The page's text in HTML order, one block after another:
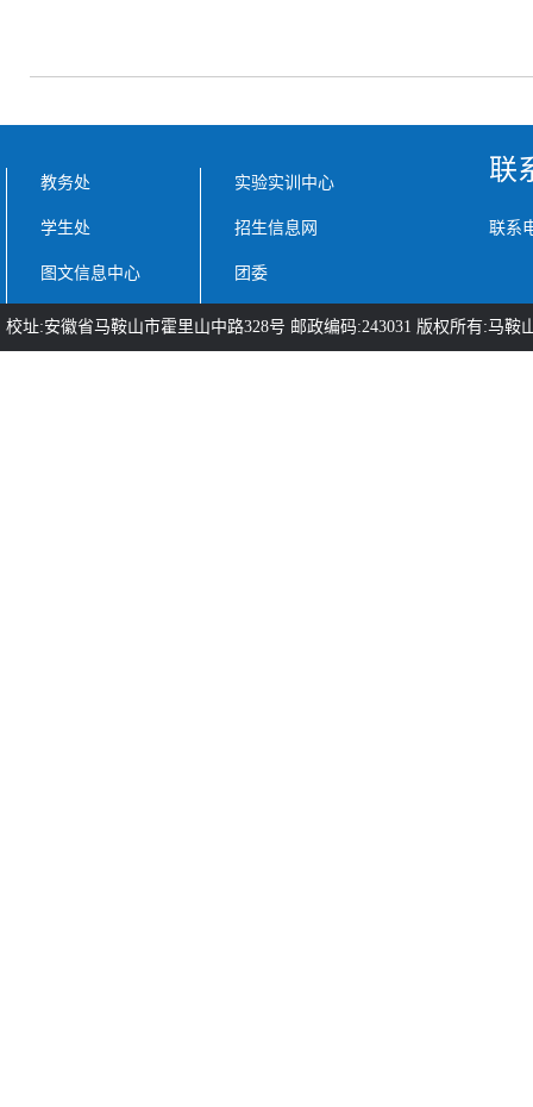
教务处
学生处
图文信息中心
实验实训中心
招生信息网
团委
联
联系
校址:安徽省马鞍山市霍里山中路328号 邮政编码:243031 版权所有:马